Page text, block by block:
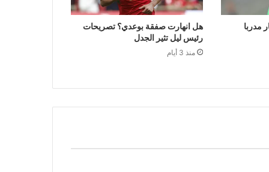
مدربا
هل انهارت صفقة بوعدي؟ تصريحات
رئيس ليل تثير الجدل
منذ 3 أيام